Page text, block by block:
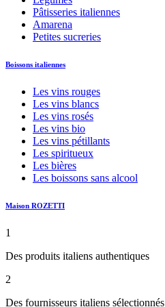
Pâtisseries italiennes
Amarena
Petites sucreries
Boissons italiennes
Les vins rouges
Les vins blancs
Les vins rosés
Les vins bio
Les vins pétillants
Les spiritueux
Les bières
Les boissons sans alcool
Maison ROZETTI
1
Des produits italiens authentiques
2
Des fournisseurs italiens sélectionnés